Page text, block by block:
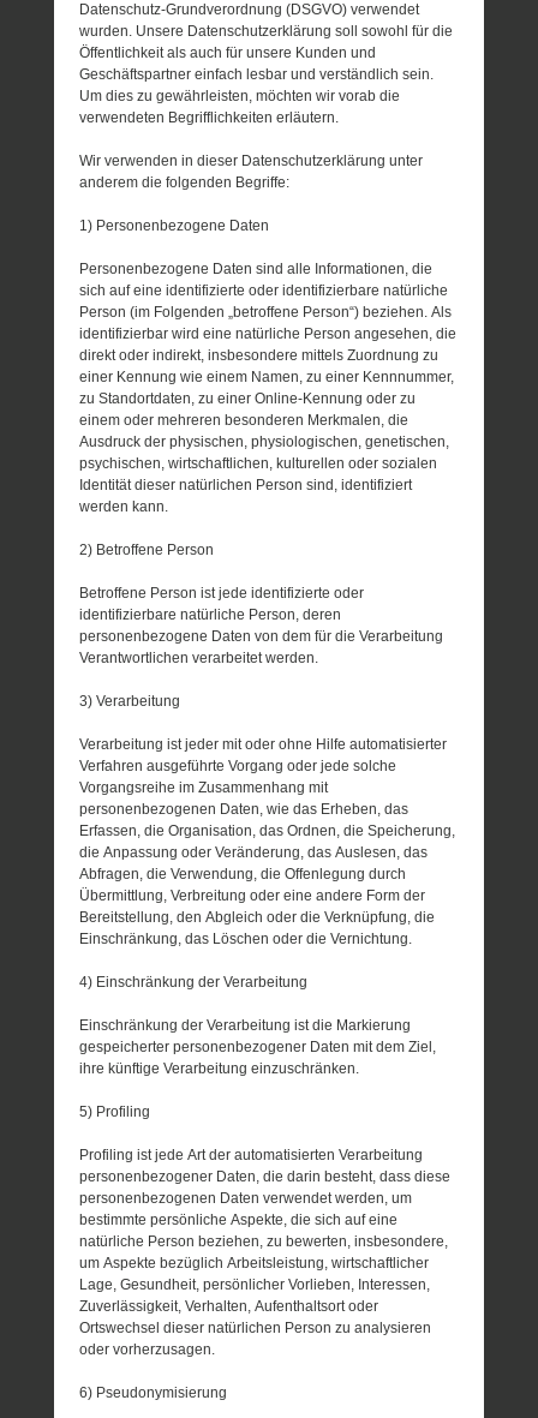
Datenschutz-Grundverordnung (DSGVO) verwendet
wurden. Unsere Datenschutzerklärung soll sowohl für die
Öffentlichkeit als auch für unsere Kunden und
Geschäftspartner einfach lesbar und verständlich sein.
Um dies zu gewährleisten, möchten wir vorab die
verwendeten Begrifflichkeiten erläutern.
Wir verwenden in dieser Datenschutzerklärung unter
anderem die folgenden Begriffe:
1) Personenbezogene Daten
Personenbezogene Daten sind alle Informationen, die
sich auf eine identifizierte oder identifizierbare natürliche
Person (im Folgenden „betroffene Person“) beziehen. Als
identifizierbar wird eine natürliche Person angesehen, die
direkt oder indirekt, insbesondere mittels Zuordnung zu
einer Kennung wie einem Namen, zu einer Kennnummer,
zu Standortdaten, zu einer Online-Kennung oder zu
einem oder mehreren besonderen Merkmalen, die
Ausdruck der physischen, physiologischen, genetischen,
psychischen, wirtschaftlichen, kulturellen oder sozialen
Identität dieser natürlichen Person sind, identifiziert
werden kann.
2) Betroffene Person
Betroffene Person ist jede identifizierte oder
identifizierbare natürliche Person, deren
personenbezogene Daten von dem für die Verarbeitung
Verantwortlichen verarbeitet werden.
3) Verarbeitung
Verarbeitung ist jeder mit oder ohne Hilfe automatisierter
Verfahren ausgeführte Vorgang oder jede solche
Vorgangsreihe im Zusammenhang mit
personenbezogenen Daten, wie das Erheben, das
Erfassen, die Organisation, das Ordnen, die Speicherung,
die Anpassung oder Veränderung, das Auslesen, das
Abfragen, die Verwendung, die Offenlegung durch
Übermittlung, Verbreitung oder eine andere Form der
Bereitstellung, den Abgleich oder die Verknüpfung, die
Einschränkung, das Löschen oder die Vernichtung.
4) Einschränkung der Verarbeitung
Einschränkung der Verarbeitung ist die Markierung
gespeicherter personenbezogener Daten mit dem Ziel,
ihre künftige Verarbeitung einzuschränken.
5) Profiling
Profiling ist jede Art der automatisierten Verarbeitung
personenbezogener Daten, die darin besteht, dass diese
personenbezogenen Daten verwendet werden, um
bestimmte persönliche Aspekte, die sich auf eine
natürliche Person beziehen, zu bewerten, insbesondere,
um Aspekte bezüglich Arbeitsleistung, wirtschaftlicher
Lage, Gesundheit, persönlicher Vorlieben, Interessen,
Zuverlässigkeit, Verhalten, Aufenthaltsort oder
Ortswechsel dieser natürlichen Person zu analysieren
oder vorherzusagen.
6) Pseudonymisierung